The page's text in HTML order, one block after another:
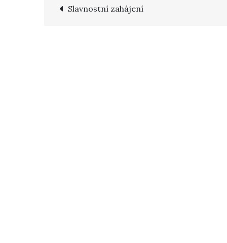
Navigace
Slavnostní zahájení